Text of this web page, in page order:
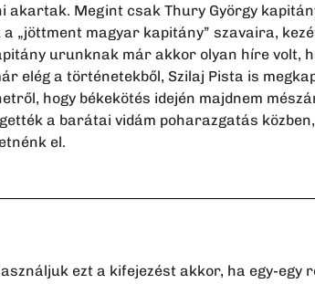
akartak. Megint csak Thury György
„jöttment magyar kapitány” szavaira,
urunknak már akkor olyan híre volt,
elég a történetekből, Szilaj Pista is
hogy békekötés idején majdnem
a barátai vidám poharazgatás
el.
ezt a kifejezést akkor, ha egy-egy